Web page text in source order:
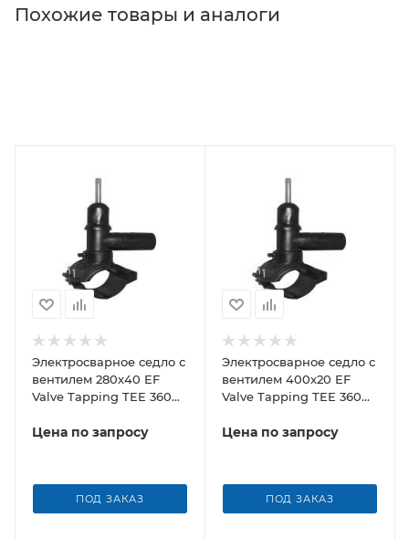
Похожие товары и аналоги
Электросварное седло с
вентилем 280х40 EF
Valve Tapping TEE 360
Цена по запросу
ПОД ЗАКАЗ
Электросварное седло с
вентилем 400х20 EF
Valve Tapping TEE 360
Цена по запросу
ПОД ЗАКАЗ